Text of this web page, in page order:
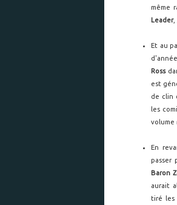
même
Leader,
Et au
Ross
est
de clin
les
volume
En
passer
Baron
aurait
tiré les